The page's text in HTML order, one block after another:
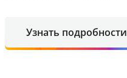
Узнать подробности